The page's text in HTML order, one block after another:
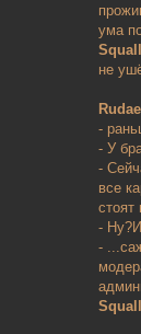
ума
Squall
не
-
- У
-
все
стоят
-
-